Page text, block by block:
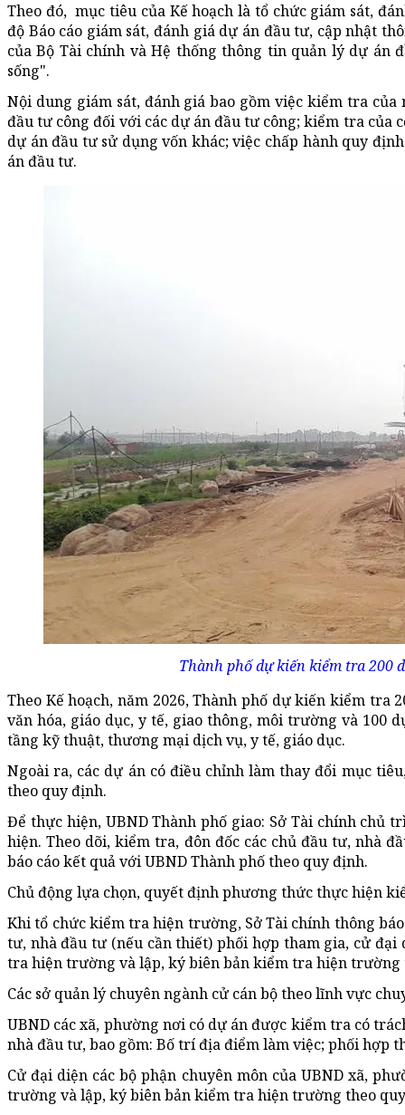
Theo đó, mục tiêu của Kế hoạch là tổ chức giám sát,
độ Báo cáo giám sát, đánh giá dự án đầu tư, cập nhật
của Bộ Tài chính và Hệ thống thông tin quản lý dự án
sống".
Nội dung giám sát, đánh giá bao gồm việc kiểm tra
đầu tư công đối với các dự án đầu tư công; kiểm tra của
dự án đầu tư sử dụng vốn khác; việc chấp hành quy
án đầu tư.
Thành phố dự kiến kiểm tra 200
Theo Kế hoạch, năm 2026, Thành phố dự kiến kiểm
văn hóa, giáo dục, y tế, giao thông, môi trường và 100
tầng kỹ thuật, thương mại dịch vụ, y tế, giáo dục.
Ngoài ra, các dự án có điều chỉnh làm thay đổi mục
theo quy định.
Để thực hiện, UBND Thành phố giao: Sở Tài chính chủ
hiện. Theo dõi, kiểm tra, đôn đốc các chủ đầu tư, nhà
báo cáo kết quả với UBND Thành phố theo quy định.
Chủ động lựa chọn, quyết định phương thức thực hiện
Khi tổ chức kiểm tra hiện trường, Sở Tài chính thông
tư, nhà đầu tư (nếu cần thiết) phối hợp tham gia, cử
tra hiện trường và lập, ký biên bản kiểm tra hiện trường
Các sở quản lý chuyên ngành cử cán bộ theo lĩnh vực
UBND các xã, phường nơi có dự án được kiểm tra có
nhà đầu tư, bao gồm: Bố trí địa điểm làm việc; phối hợp
Cử đại diện các bộ phận chuyên môn của UBND xã,
trường và lập, ký biên bản kiểm tra hiện trường theo